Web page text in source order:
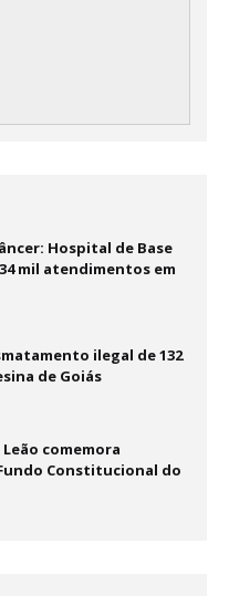
Hospital de Base
mil atendimentos em
ilegal de 132
de Goiás
comemora
Constitucional do